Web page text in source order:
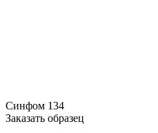
Синфом 134
Заказать образец